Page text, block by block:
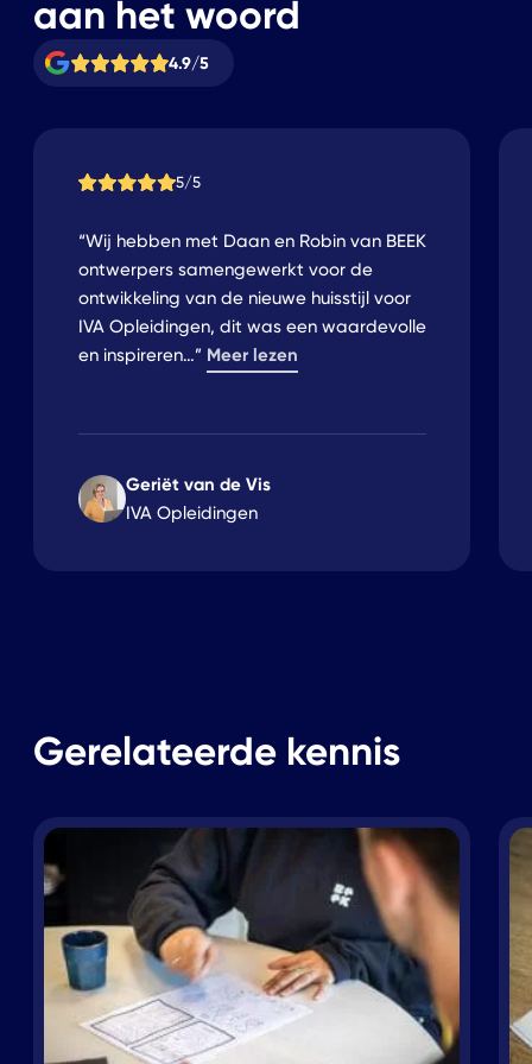
aan het woord
4.9/5
5/5
“Wij hebben met Daan en Robin van BEEK
ontwerpers samengewerkt voor de
ontwikkeling van de nieuwe huisstijl voor
IVA Opleidingen, dit was een waardevolle
en inspireren…” Meer lezen
Geriët van de Vis
IVA Opleidingen
Gerelateerde kennis